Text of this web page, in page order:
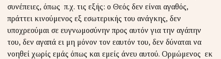
συνέπειες, όπως π.χ. τις εξής: ο Θεός δεν είναι αγαθός,
πράττει κινούμενος εξ εσωτερικής του ανάγκης, δεν
υποχρεούμαι σε ευγνωμοσύνην προς αυτόν για την αγάπην
του, δεν αγαπά ει μη μόνον τον εαυτόν του, δεν δύναται να
νοηθεί χωρίς εμάς όπως και εμείς άνευ αυτού. Ορμώμενος εκ